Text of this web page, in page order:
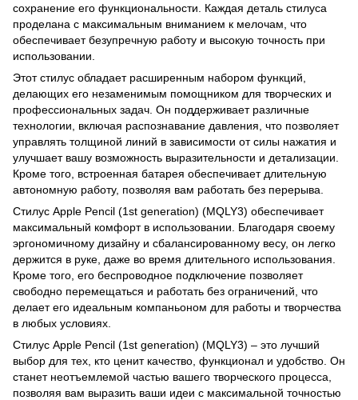
сохранение его функциональности. Каждая деталь стилуса
проделана с максимальным вниманием к мелочам, что
обеспечивает безупречную работу и высокую точность при
использовании.
Этот стилус обладает расширенным набором функций,
делающих его незаменимым помощником для творческих и
профессиональных задач. Он поддерживает различные
технологии, включая распознавание давления, что позволяет
управлять толщиной линий в зависимости от силы нажатия и
улучшает вашу возможность выразительности и детализации.
Кроме того, встроенная батарея обеспечивает длительную
автономную работу, позволяя вам работать без перерыва.
Стилус Apple Pencil (1st generation) (MQLY3) обеспечивает
максимальный комфорт в использовании. Благодаря своему
эргономичному дизайну и сбалансированному весу, он легко
держится в руке, даже во время длительного использования.
Кроме того, его беспроводное подключение позволяет
свободно перемещаться и работать без ограничений, что
делает его идеальным компаньоном для работы и творчества
в любых условиях.
Стилус Apple Pencil (1st generation) (MQLY3) – это лучший
выбор для тех, кто ценит качество, функционал и удобство. Он
станет неотъемлемой частью вашего творческого процесса,
позволяя вам выразить ваши идеи с максимальной точностью